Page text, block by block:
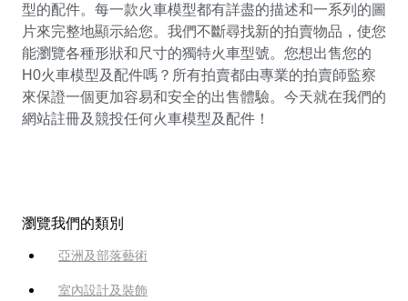
型的配件。每一款火車模型都有詳盡的描述和一系列的圖
片來完整地顯示給您。我們不斷尋找新的拍賣物品，使您
能瀏覽各種形狀和尺寸的獨特火車型號。您想出售您的
H0火車模型及配件嗎？所有拍賣都由專業的拍賣師監察
來保證一個更加容易和安全的出售體驗。今天就在我們的
網站註冊及競投任何火車模型及配件！
瀏覽我們的類別
亞洲及部落藝術
室內設計及裝飾